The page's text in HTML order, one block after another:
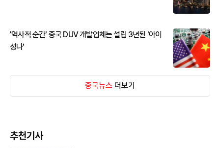
'역사적 순간' 중국 DUV 개발업체는 설립 3년된 '아이
성나'
중국뉴스 더보기
추천기사